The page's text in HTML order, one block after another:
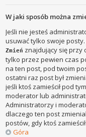
W jaki sposób można
Jeśli nie jesteś
usuwać tylko swoje
Zmień znajdujący się przy
tylko przez pewien czas
na ten post, pod twoim
ostatni raz post był
jeśli ktoś zamieścił pod
moderator lub
Administratorzy i
dlaczego ten post
postów, gdy ktoś
Góra